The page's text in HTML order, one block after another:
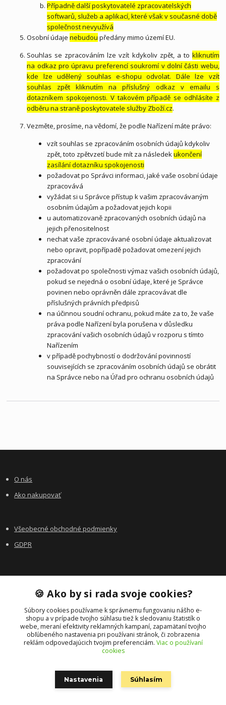
Případně další poskytovatelé zpracovatelských
softwarů, služeb a aplikací, které však v současné době
společnost nevyužívá
Osobní údajenebudou předány mimo území EU.
Souhlas se zpracováním lze vzít kdykoliv zpět, a to kliknutím
na odkaz pro úpravu preferencí soukromí v dolní části webu,
kde lze udělený souhlas e-shopu odvolat. Dále lze vzít
souhlas zpět kliknutím na příslušný odkaz v emailu s
dotazníkem spokojenosti. V takovém případě se odhlásíte z
odběru na straně poskytovatele služby Zboží.cz.
Vezměte, prosíme, na vědomí, že podle Nařízení máte právo:
vzít souhlas se zpracováním osobních údajů kdykoliv
zpět, toto zpětvzetí bude mít za následekukončení
zasílání dotazníku spokojenosti
požadovat po Správci informaci, jaké vaše osobní údaje
zpracovává
vyžádat si u Správce přístup k vašim zpracovávaným
osobním údajům a požadovat jejich kopii
u automatizovaně zpracovaných osobních údajů na
jejich přenositelnost
nechat vaše zpracovávané osobní údaje aktualizovat
nebo opravit, popřípadě požadovat omezení jejich
zpracování
požadovat po společnosti výmaz vašich osobních údajů,
pokud se nejedná o osobní údaje, které je Správce
povinen nebo oprávněn dále zpracovávat dle
příslušných právních předpisů
na účinnou soudní ochranu, pokud máte za to, že vaše
práva podle Nařízení byla porušena v důsledku
zpracování vašich osobních údajů v rozporu s tímto
Nařízením
v případě pochybností o dodržování povinností
souvisejících se zpracováním osobních údajů se obrátit
na Správce nebo na Úřad pro ochranu osobních údajů
O nás
Ako nakupovať
Všeobecné obchodné podmienky
GDPR
Kontakty
so sídlom Příční 136/30, 602 00 Brno, vedená KS v Brne pod C 134387,
eshop.luciaklapacova.sk
🍪 Ako by si rada svoje cookies?
Súbory cookies používame k správnemu fungovaniu nášho e-
shopu a v prípade tvojho súhlasu tiež k sledovaniu štatistík o
webe, meraní efektivity reklamných kampaní, zapamätaní tvojho
obľúbeného nastavenia pri používani stránok, či zobrazenia
reklám odpovedajúcich tvojim preferenciám. Viac o používaní
cookies
Nastavenia Súhlasím